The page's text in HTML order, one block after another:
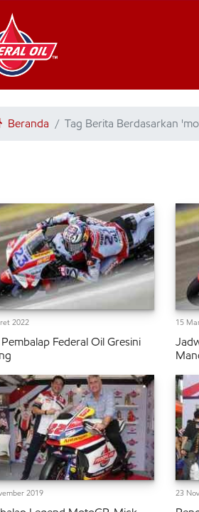
Beranda Tag Berita Berdasarkan
2022
Federal Oil Gresini
15
2019 23